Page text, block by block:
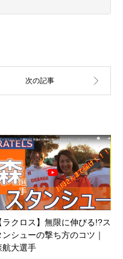
ラクロス】無限に伸びる!?ス
ンシューの撃ち方のコツ｜
航大選手